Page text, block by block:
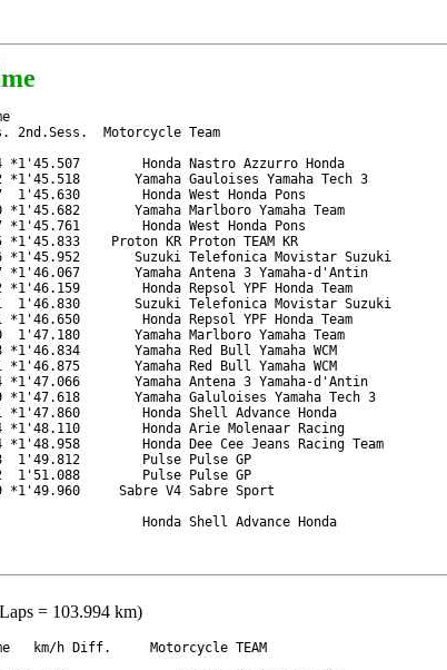
Motorcycle Team
Honda Nastro Azzurro Honda
Yamaha Gauloises Yamaha Tech 3
Honda West Honda Pons
Yamaha Marlboro Yamaha Team
Honda West Honda Pons
*1'45.833    Proton KR Proton TEAM KR
*1'45.952       Suzuki Telefonica Movistar Suzuki
Yamaha Antena 3 Yamaha-d'Antin
Honda Repsol YPF Honda Team
1'46.830       Suzuki Telefonica Movistar Suzuki
Honda Repsol YPF Honda Team
Yamaha Marlboro Yamaha Team
Yamaha Red Bull Yamaha WCM
Yamaha Red Bull Yamaha WCM
*1'47.066       Yamaha Antena 3 Yamaha-d'Antin
Yamaha Galuloises Yamaha Tech 3
Honda Shell Advance Honda
Honda Arie Molenaar Racing
Honda Dee Cee Jeans Racing Team
1'49.812        Pulse Pulse GP
1'51.088        Pulse Pulse GP
*1'49.960     Sabre V4 Sabre Sport
Honda Shell Advance Honda
= 103.994 km)
h Diff.     Motorcycle TEAM